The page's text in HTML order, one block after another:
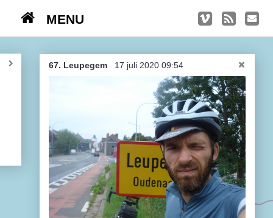
MENU
Kasseien
België / Duitsland / Nederland
Soeperlange tocht
Afleveringen
Bounding Boxes
67. Leupegem 17 juli 2020 09:54